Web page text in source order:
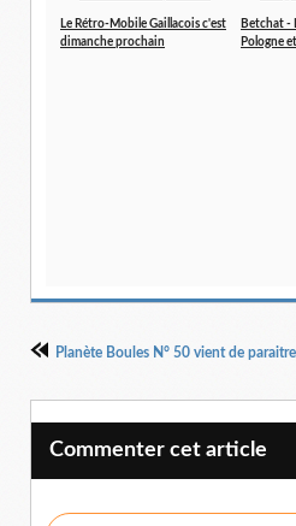
Le Rétro-Mobile Gaillacois c'est
dimanche prochain
Betchat -
Pologne
Planète Boules N° 50 vient de paraitre
Commenter cet article